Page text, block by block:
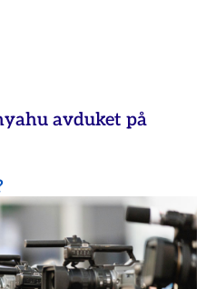
avduket på